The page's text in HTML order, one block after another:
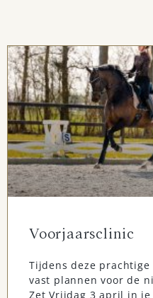
Voorjaarsclinic
Tijdens deze
vast plannen voor de
Zet Vrijdag 3 april in